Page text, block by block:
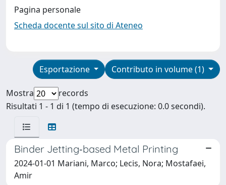
Pagina personale
Scheda docente sul sito di Ateneo
Contributo in volume (1)
Esportazione
Mostra
records
Risultati 1 - 1 di 1 (tempo di esecuzione: 0.0 secondi).
Binder Jetting‐based Metal Printing
2024-01-01 Mariani, Marco; Lecis, Nora; Mostafaei,
Amir